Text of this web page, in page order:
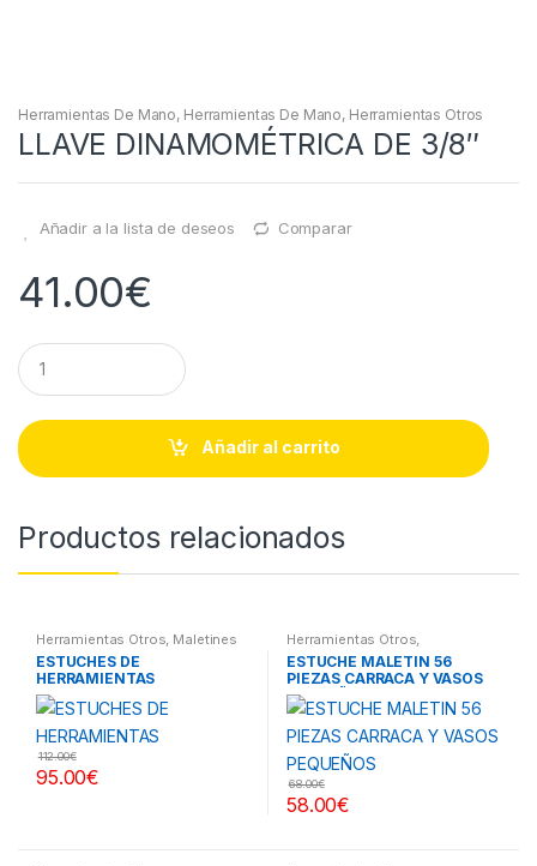
Herramientas De Mano, Herramientas De Mano, Herramientas Otros
LLAVE DINAMOMÉTRICA DE 3/8″
Añadir a la lista de deseos Comparar
41.00€
Q
u
a
t
i
Añadir al carrito
Productos relacionados
Herramientas Otros Maletines
Herramientas, Extractores,
Compresímetros, otros
ESTUCHES DE
HERRAMIENTAS
95.00€
112.00€
Herramientas Otros
Herramientas De Mano
Herramientas De Mano,
Maletines Herramientas,
Extractores, Compresímetros,
otros
ESTUCHE MALETIN 56
PIEZAS CARRACA Y VASOS
PEQUEÑOS
58.00€
68.00€